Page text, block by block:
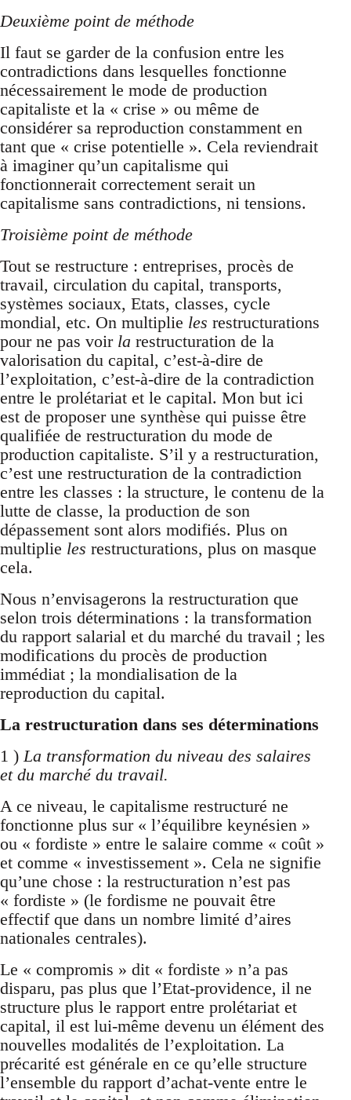
Deuxième point de méthode
Il faut se garder de la confusion entre les
contradictions dans lesquelles fonctionne
nécessairement le mode de production
capitaliste et la « crise » ou même de
considérer sa reproduction constamment en
tant que « crise potentielle ». Cela reviendrait
à imaginer qu’un capitalisme qui
fonctionnerait correctement serait un
capitalisme sans contradictions, ni tensions.
Troisième point de méthode
Tout se restructure : entreprises, procès de
travail, circulation du capital, transports,
systèmes sociaux, Etats, classes, cycle
mondial, etc. On multiplie les restructurations
pour ne pas voir la restructuration de la
valorisation du capital, c’est-à-dire de
l’exploitation, c’est-à-dire de la contradiction
entre le prolétariat et le capital. Mon but ici
est de proposer une synthèse qui puisse être
qualifiée de restructuration du mode de
production capitaliste. S’il y a restructuration,
c’est une restructuration de la contradiction
entre les classes : la structure, le contenu de la
lutte de classe, la production de son
dépassement sont alors modifiés. Plus on
multiplie les restructurations, plus on masque
cela.
Nous n’envisagerons la restructuration que
selon trois déterminations : la transformation
du rapport salarial et du marché du travail ; les
modifications du procès de production
immédiat ; la mondialisation de la
reproduction du capital.
La restructuration dans ses déterminations
1 )La transformation du niveau des salaires
et du marché du travail.
A ce niveau, le capitalisme restructuré ne
fonctionne plus sur « l’équilibre keynésien »
ou « fordiste » entre le salaire comme « coût »
et comme « investissement ». Cela ne signifie
qu’une chose : la restructuration n’est pas
« fordiste » (le fordisme ne pouvait être
effectif que dans un nombre limité d’aires
nationales centrales).
Le « compromis » dit « fordiste » n’a pas
disparu, pas plus que l’Etat-providence, il ne
structure plus le rapport entre prolétariat et
capital, il est lui-même devenu un élément des
nouvelles modalités de l’exploitation. La
précarité est générale en ce qu’elle structure
l’ensemble du rapport d’achat-vente entre le